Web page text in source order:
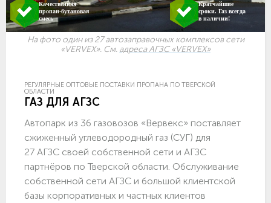
Качественная
пропан-бутановая
смесь
Кратчайшие
сроки. Газ всегда
в наличии!
На фото один из 27 автозаправочных комплексов сети
«VERVEX». См. адреса АГЗС «VERVEX»
РЕГУЛЯРНЫЕ ОПТОВЫЕ ПОСТАВКИ ПРОПАНА ПО ТВЕРСКОЙ
ОБЛАСТИ
ГАЗ ДЛЯ АГЗС
Автопарк из 36 газовозов «Вервекс» поставляет
сжиженный углеводородный газ (СУГ) для
27 АГЗС своей собственной сети и АГЗС
партнёров по Тверской области. Обслуживание
собственной сети АГЗС и большой клиентской
базы корпоративных и частных клиентов